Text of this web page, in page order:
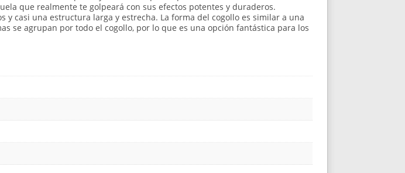
que realmente te golpeará con sus efectos potentes y duraderos.
y casi una estructura larga y estrecha. La forma del cogollo es similar a una
se agrupan por todo el cogollo, por lo que es una opción fantástica para los